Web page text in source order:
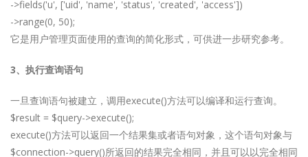
->fields('u', ['uid', 'name', 'status', 'created', 'access'])
->range(0, 50);
它是用户管理页面使用的查询的简化形式，可供进一步研究参考。
3、执行查询语句
一旦查询语句被建立，调用execute()方法可以编译和运行查询。
$result = $query->execute();
execute()方法可以返回一个结果集或者语句对象，这个语句对象与
$connection->query()所返回的结果完全相同，并且可以以完全相同